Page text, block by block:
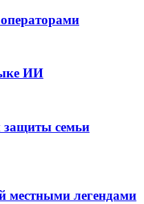
ИИ
защиты семьи
местными легендами